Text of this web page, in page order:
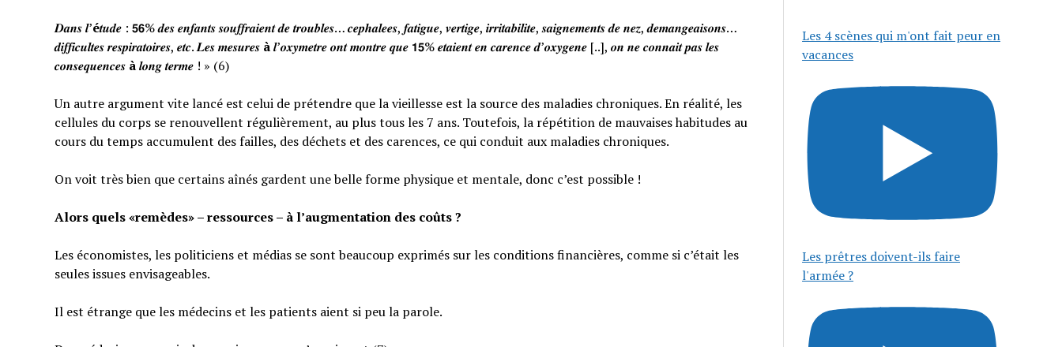
𝑫𝒂𝒏𝒔 𝒍’é𝒕𝒖𝒅𝒆 : 𝟱𝟲% 𝒅𝒆𝒔 𝒆𝒏𝒇𝒂𝒏𝒕𝒔 𝒔𝒐𝒖𝒇𝒇𝒓𝒂𝒊𝒆𝒏𝒕 𝒅𝒆 𝒕𝒓𝒐𝒖𝒃𝒍𝒆𝒔… 𝒄𝒆𝒑𝒉𝒂𝒍𝒆𝒆𝒔, 𝒇𝒂𝒕𝒊𝒈𝒖𝒆, 𝒗𝒆𝒓𝒕𝒊𝒈𝒆, 𝒊𝒓𝒓𝒊𝒕𝒂𝒃𝒊𝒍𝒊𝒕𝒆, 𝒔𝒂𝒊𝒈𝒏𝒆𝒎𝒆𝒏𝒕𝒔 𝒅𝒆 𝒏𝒆𝒛, 𝒅𝒆𝒎𝒂𝒏𝒈𝒆𝒂𝒊𝒔𝒐𝒏𝒔…
𝒅𝒊𝒇𝒇𝒊𝒄𝒖𝒍𝒕𝒆𝒔 𝒓𝒆𝒔𝒑𝒊𝒓𝒂𝒕𝒐𝒊𝒓𝒆𝒔, 𝒆𝒕𝒄. 𝑳𝒆𝒔 𝒎𝒆𝒔𝒖𝒓𝒆𝒔 à𝒍’𝒐𝒙𝒚𝒎𝒆𝒕𝒓𝒆 𝒐𝒏𝒕 𝒎𝒐𝒏𝒕𝒓𝒆 𝒒𝒖𝒆 𝟭𝟱% 𝒆𝒕𝒂𝒊𝒆𝒏𝒕 𝒆𝒏 𝒄𝒂𝒓𝒆𝒏𝒄𝒆 𝒅’𝒐𝒙𝒚𝒈𝒆𝒏𝒆 [..], 𝒐𝒏 𝒏𝒆 𝒄𝒐𝒏𝒏𝒂𝒊𝒕 𝒑𝒂𝒔 𝒍𝒆𝒔
𝒄𝒐𝒏𝒔𝒆𝒒𝒖𝒆𝒏𝒄𝒆𝒔 à𝒍𝒐𝒏𝒈 𝒕𝒆𝒓𝒎𝒆 ! » (6)
Un autre argument vite lancé est celui de prétendre que la vieillesse est la source des maladies chroniques. En réalité, les
cellules du corps se renouvellent régulièrement, au plus tous les 7 ans. Toutefois, la répétition de mauvaises habitudes au
cours du temps accumulent des failles, des déchets et des carences, ce qui conduit aux maladies chroniques.
On voit très bien que certains aînés gardent une belle forme physique et mentale, donc c’est possible !
Alors quels «remèdes» – ressources – à l’augmentation des coûts ?
Les économistes, les politiciens et médias se sont beaucoup exprimés sur les conditions financières, comme si c’était les
seules issues envisageables.
Il est étrange que les médecins et les patients aient si peu la parole.
Les 4 scènes qui m'ont fait peur en
vacances
Les prêtres doivent-ils faire
l'armée ?